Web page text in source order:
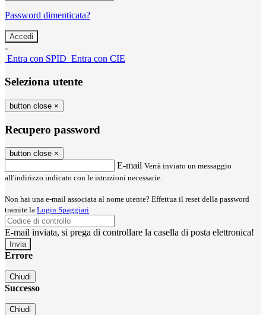
Password dimenticata?
-
Entra con SPID Entra con CIE
Seleziona utente
button close ×
Recupero password
button close ×
E-mail Verrà inviato un messaggio
all'indirizzo indicato con le istruzioni necessarie.
Non hai una e-mail associata al nome utente? Effettua il reset della password
tramite la Login Spaggiari
E-mail inviata, si prega di controllare la casella di posta elettronica!
Errore
Chiudi
Successo
Chiudi